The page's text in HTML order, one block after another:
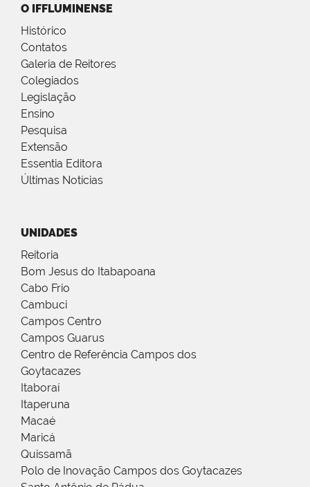
O IFFLUMINENSE
Histórico
Contatos
Galeria de Reitores
Colegiados
Legislação
Ensino
Pesquisa
Extensão
Essentia Editora
Últimas Notícias
UNIDADES
Reitoria
Bom Jesus do Itabapoana
Cabo Frio
Cambuci
Campos Centro
Campos Guarus
Centro de Referência Campos dos
Goytacazes
Itaboraí
Itaperuna
Macaé
Maricá
Quissamã
Polo de Inovação Campos dos Goytacazes